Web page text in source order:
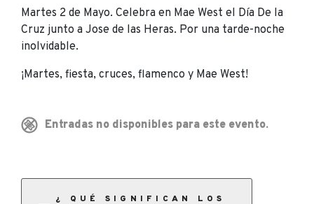
Martes 2 de Mayo. Celebra en Mae West el Día De la
Cruz junto a Jose de las Heras. Por una tarde-noche
inolvidable.
¡Martes, fiesta, cruces, flamenco y Mae West!
Entradas no disponibles para este evento.
¿ QUÉ SIGNIFICAN LOS